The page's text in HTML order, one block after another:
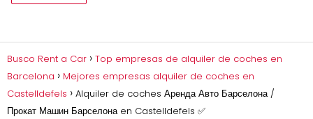
Busco Rent a Car
Top empresas de alquiler de coches en
Barcelona
Mejores empresas alquiler de coches en
Castelldefels
Alquiler de coches Аренда Авто Барселона /
Прокат Машин Барселона en Castelldefels ✅